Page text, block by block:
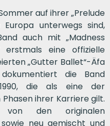
auf ihrer „Prelude
unterwegs sind,
auch mit „Madness
erstmals eine offizielle
„Gutter Ballet“-Äfa
die Band
die als eine der
ihrer Karriere gilt.
von den originalen
neu gemischt und